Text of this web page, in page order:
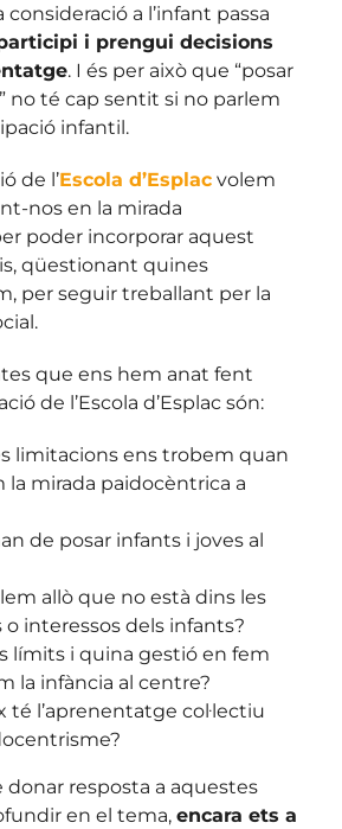
a l’infant passa
i prengui decisions
. I és per això que “posar
no té cap sentit si no parlem
infantil.
de l’Escola d’Esplac volem
nos en la mirada
poder incorporar aquest
qüestionant quines
per seguir treballant per la
que ens hem anat fent
de l’Escola d’Esplac són:
limitacions ens trobem quan
la mirada paidocèntrica a
de posar infants i joves al
allò que no està dins les
o interessos dels infants?
límits i quina gestió en fem
la infància al centre?
té l’aprenentatge col·lectiu
donar resposta a aquestes
en el tema, encara ets a